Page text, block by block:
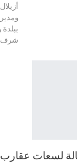
شرف
تسجل 81 حالة